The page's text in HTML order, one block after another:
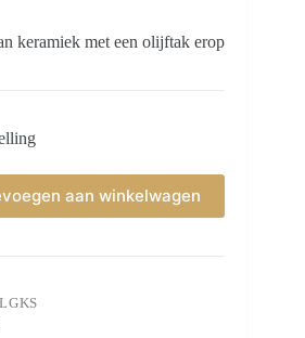
keramiek met een olijftak erop
aan winkelwagen